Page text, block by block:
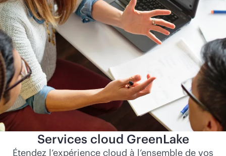
Services cloud GreenLake
Étendez l’expérience cloud à l’ensemble de vos